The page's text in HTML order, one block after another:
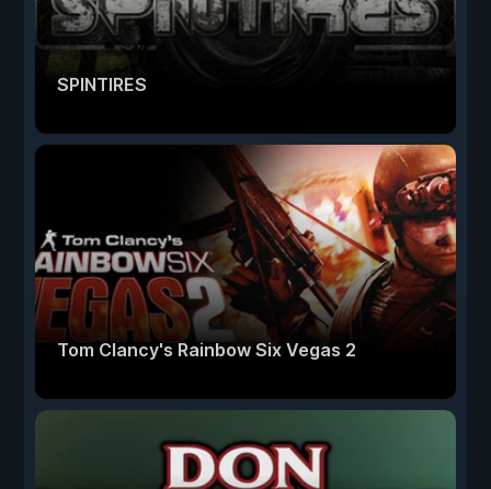
SPINTIRES
Tom Clancy's Rainbow Six Vegas 2